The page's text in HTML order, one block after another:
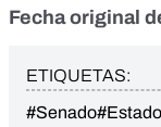
Fecha original
ETIQUETAS:
#Senado